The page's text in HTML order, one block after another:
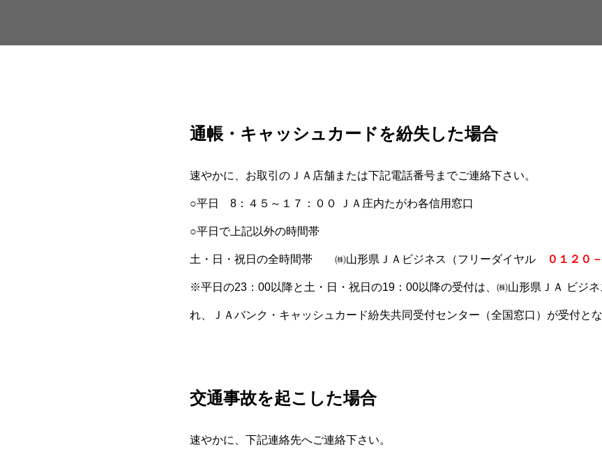
通帳・キャッシュカードを紛失した場合
速やかに、お取引のＪＡ店舗または下記電話番号までご連絡下さい。
○平日 8：４５～１７：００ ＪＡ庄内たがわ各信用窓口
○平日で上記以外の時間帯
土・日・祝日の全時間帯 ㈱山形県ＪＡビジネス（フリーダイヤル ０１２０
※平日の23：00以降と土・日・祝日の19：00以降の受付は、㈱山形県ＪＡ ビジ
れ、ＪＡバンク・キャッシュカード紛失共同受付センター（全国窓口）が受付とな
交通事故を起こした場合
速やかに、下記連絡先へご連絡下さい。